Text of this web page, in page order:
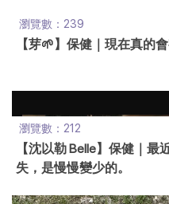
瀏覽數：239
【芽🌱】保健｜現在真的
瀏覽數：212
【沈以勒 Belle】保健｜
失，是慢慢變少的。